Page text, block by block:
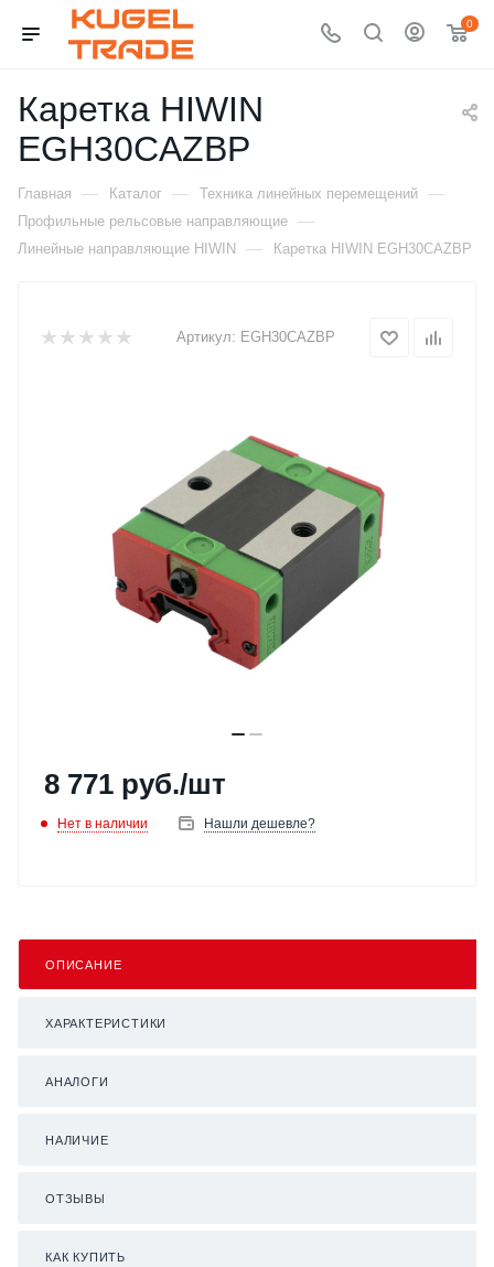
0
Каретка HIWIN
EGH30CAZBP
Главная — Каталог — Техника линейных перемещений —
Профильные рельсовые направляющие —
Линейные направляющие HIWIN — Каретка HIWIN EGH30CAZBP
Артикул: EGH30CAZBP
8 771 руб./шт
Нет в наличии Нашли дешевле?
ОПИСАНИЕ
ХАРАКТЕРИСТИКИ
АНАЛОГИ
НАЛИЧИЕ
ОТЗЫВЫ
КАК КУПИТЬ